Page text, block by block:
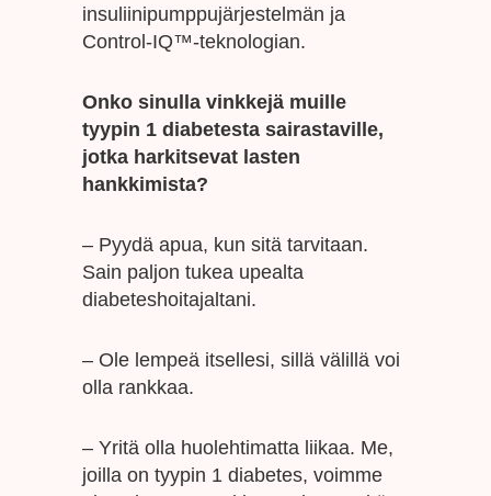
insuliinipumppujärjestelmän ja
Control-IQ™-teknologian.
Onko sinulla vinkkejä muille
tyypin 1 diabetesta sairastaville,
jotka harkitsevat lasten
hankkimista?
– Pyydä apua, kun sitä tarvitaan.
Sain paljon tukea upealta
diabeteshoitajaltani.
– Ole lempeä itsellesi, sillä välillä voi
olla rankkaa.
– Yritä olla huolehtimatta liikaa. Me,
joilla on tyypin 1 diabetes, voimme